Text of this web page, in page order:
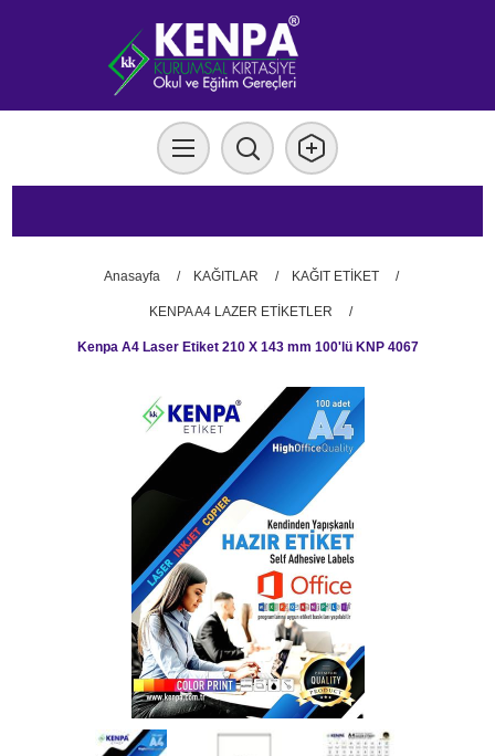
Anasayfa / KAĞITLAR / KAĞIT ETİKET /
KENPA A4 LAZER ETİKETLER /
Kenpa A4 Laser Etiket 210 X 143 mm 100'lü KNP 4067